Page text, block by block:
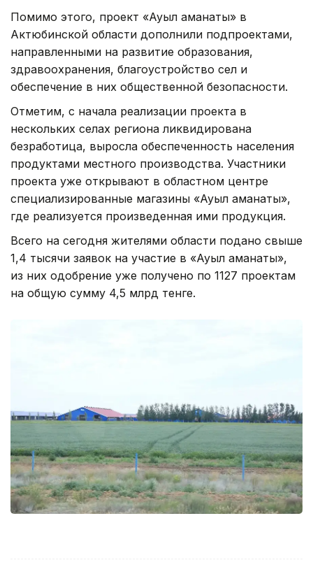
Помимо этого, проект «Ауыл аманаты» в
Актюбинской области дополнили подпроектами,
направленными на развитие образования,
здравоохранения, благоустройство сел и
обеспечение в них общественной безопасности.
Отметим, с начала реализации проекта в
нескольких селах региона ликвидирована
безработица, выросла обеспеченность населения
продуктами местного производства. Участники
проекта уже открывают в областном центре
специализированные магазины «Ауыл аманаты»,
где реализуется произведенная ими продукция.
Всего на сегодня жителями области подано свыше
1,4 тысячи заявок на участие в «Ауыл аманаты»,
из них одобрение уже получено по 1127 проектам
на общую сумму 4,5 млрд тенге.